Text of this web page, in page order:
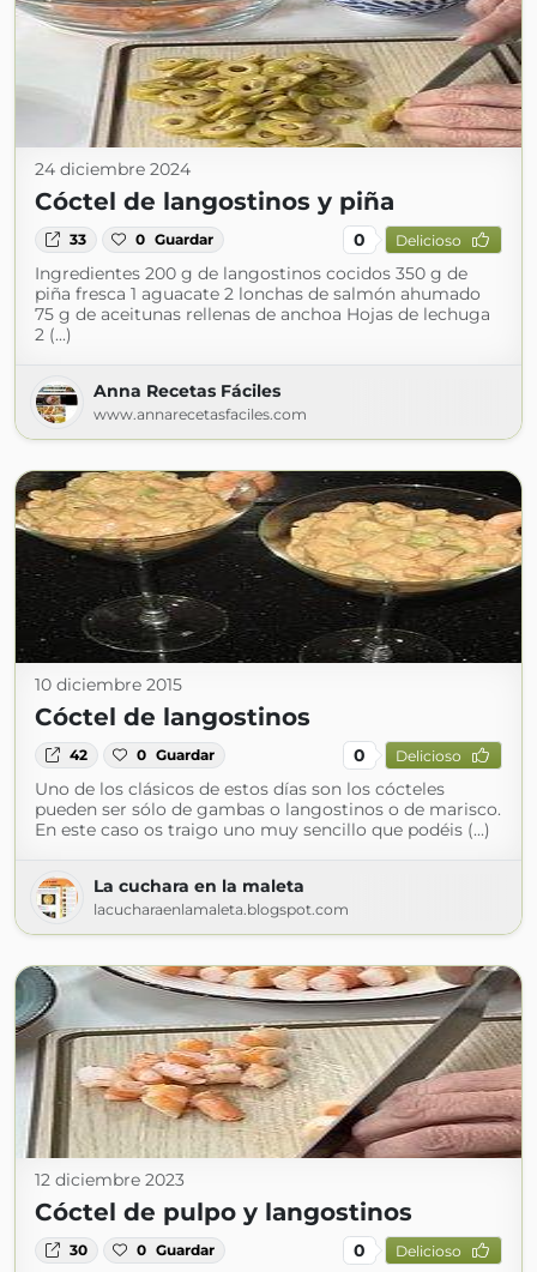
24 diciembre 2024
Cóctel de langostinos y piña
33 0 Guardar 0 Delicioso
Ingredientes 200 g de langostinos cocidos 350 g de
piña fresca 1 aguacate 2 lonchas de salmón ahumado
75 g de aceitunas rellenas de anchoa Hojas de lechuga
2 (...)
Anna Recetas Fáciles
www.annarecetasfaciles.com
10 diciembre 2015
Cóctel de langostinos
42 0 Guardar 0 Delicioso
Uno de los clásicos de estos días son los cócteles
pueden ser sólo de gambas o langostinos o de marisco.
En este caso os traigo uno muy sencillo que podéis (...)
La cuchara en la maleta
lacucharaenlamaleta.blogspot.com
12 diciembre 2023
Cóctel de pulpo y langostinos
30 0 Guardar 0 Delicioso